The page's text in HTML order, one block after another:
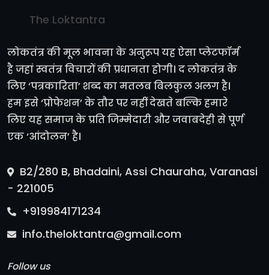
The Loktantra
लोकतंत्र की मूल भावना के अनुरूप यह ऐसा प्लेटफॉर्म
है जहां स्वतंत्र विचारों की प्रधानता होगी। द लोकतंत्र के
लिए ‘पत्रकारिता’ शब्द का मतलब बिलकुल अलग है।
हम इसे ‘प्रोफेशन’ के तौर पर नहीं देखते बल्कि हमारे
लिए यह समाज के प्रति जिम्मेदारी और जवाबदेही से पूर्ण
एक ‘आंदोलन’ है।
B2/280 B, Bhadaini, Assi Chauraha, Varanasi
- 221005
+919984171234
info.theloktantra@gmail.com
Follow us